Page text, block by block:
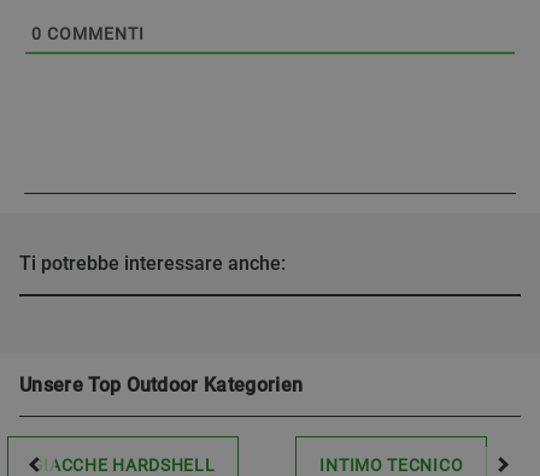
0 COMMENTI
Ti potrebbe interessare anche:
Unsere Top Outdoor Kategorien
GIACCHE HARDSHELL INTIMO TECNICO